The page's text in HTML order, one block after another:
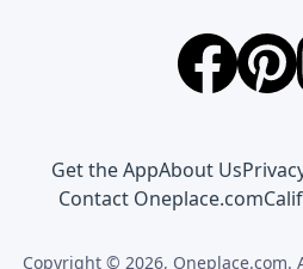
Get the AppAbout Us
Contact Oneplace.com
Copyright © 2026, Oneplace.com.